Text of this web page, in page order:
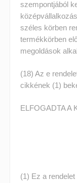
szempontjából
széles körben
termékkörben
megoldások
(18) Az e
cikkének (1)
ELFOGADTA A
(1) Ez a